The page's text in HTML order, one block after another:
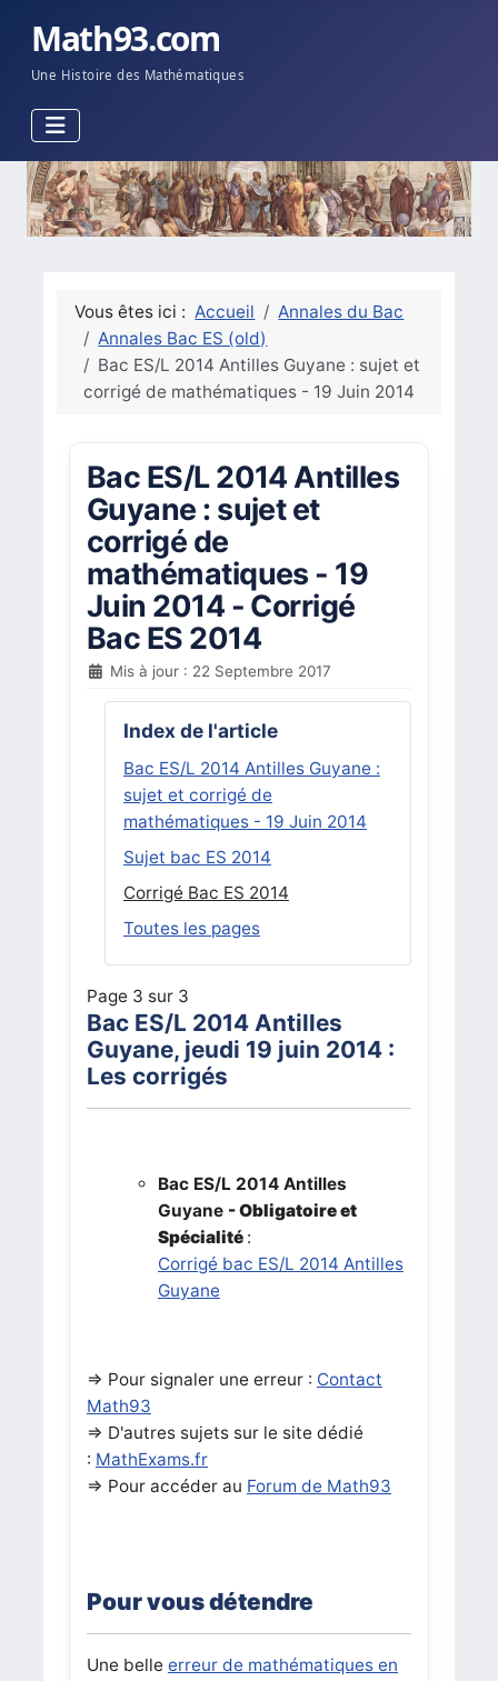
Math93.com
Une Histoire des Mathématiques
Vous êtes ici : Accueil
Annales du Bac
Annales Bac ES (old)
Bac ES/L 2014 Antilles Guyane : sujet et
corrigé de mathématiques - 19 Juin 2014
Bac ES/L 2014 Antilles
Guyane : sujet et
corrigé de
mathématiques - 19
Juin 2014 - Corrigé
Bac ES 2014
Mis à jour : 22 Septembre 2017
Index de l'article
Bac ES/L 2014 Antilles Guyane :
sujet et corrigé de
mathématiques - 19 Juin 2014
Sujet bac ES 2014
Corrigé Bac ES 2014
Toutes les pages
Page 3 sur 3
Bac ES/L 2014 Antilles
Guyane, jeudi 19 juin 2014 :
Les corrigés
Bac ES/L 2014 Antilles
Guyane - Obligatoire et
Spécialité :
Corrigé bac ES/L 2014 Antilles
Guyane
=> Pour signaler une erreur : Contact
Math93
=> D'autres sujets sur le site dédié
: MathExams.fr
=> Pour accéder au Forum de Math93
Pour vous détendre
Une belle erreur de mathématiques en